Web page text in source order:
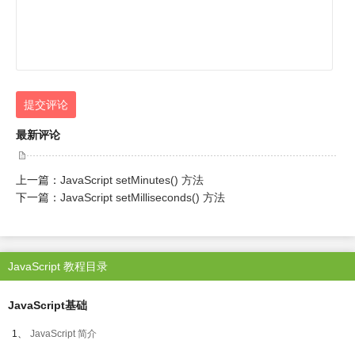
提交评论
最新评论
上一篇： JavaScript setMinutes() 方法
下一篇： JavaScript setMilliseconds() 方法
JavaScript 教程目录
JavaScript基础
1、 JavaScript 简介